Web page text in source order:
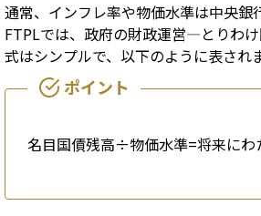
通常、インフレ率や物価水準は中央銀
FTPLでは、政府の財政運営―とりわ
式はシンプルで、以下のように表されま
名目国債残高÷物価水準=将来に